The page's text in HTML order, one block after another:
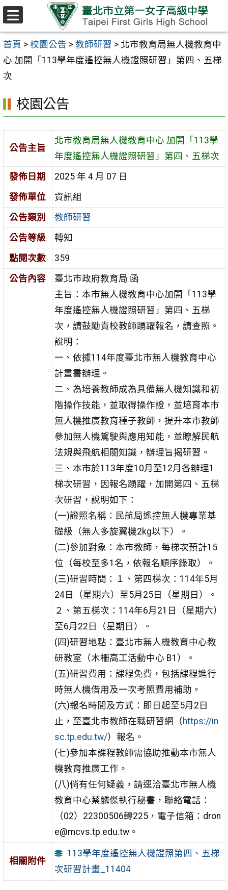
跳至主要內容區
首頁 > 校園公告 > 教師研習 > 北市教育局無人機教育中
心 加開「113學年度遙控無人機證照研習」第四、五梯
次
校園公告
公告主旨
北市教育局無人機教育中心 加開「113學
年度遙控無人機證照研習」第四、五梯次
發佈日期
2025 年 4 月 07 日
發佈單位
資訊組
公告類別
教師研習
公告等級
轉知
點閱次數
359
公告內容
臺北市政府教育局 函
主旨：本市無人機教育中心加開「113學
年度遙控無人機證照研習」第四、五梯
次，請鼓勵貴校教師踴躍報名，請查照。
說明：
一、依據114年度臺北市無人機教育中心
計畫書辦理。
二、為培養教師成為具備無人機知識和初
階操作技能，並取得操作證，並培育本市
無人機推廣教育種子教師，提升本市教師
參加無人機駕駛與應用知能，並瞭解民航
法規與飛航相關知識，辦理旨揭研習。
三、本市於113年度10月至12月各辦理1
梯次研習，因報名踴躍，加開第四、五梯
次研習，說明如下：
(一)證照名稱：民航局遙控無人機專業基
礎級（無人多旋翼機2kg以下）。
(二)參加對象：本市教師，每梯次預計15
位（每校至多1名，依報名順序錄取）。
(三)研習時間：１、第四梯次：114年5月
24日（星期六）至5月25日（星期日）。
２、第五梯次：114年6月21日（星期六）
至6月22日（星期日）。
(四)研習地點：臺北市無人機教育中心教
研教室（木柵高工活動中心 B1）。
(五)研習費用：課程免費，包括課程進行
時無人機借用及一次考照費用補助。
(六)報名時間及方式：即日起至5月2日
止，至臺北市教師在職研習網（ https://in
sc.tp.edu.tw/）報名。
(七)參加本課程教師需協助推動本市無人
機教育推廣工作。
(八)倘有任何疑義，請逕洽臺北市無人機
教育中心蔡麟傑執行秘書，聯絡電話：
（02）22300506轉225，電子信箱：dron
e@mcvs.tp.edu.tw。
相關附件
113學年度遙控無人機證照第四、五梯
次研習計畫_11404
選
單